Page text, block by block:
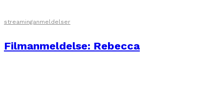
streaminganmeldelser
Filmanmeldelse: Rebecca